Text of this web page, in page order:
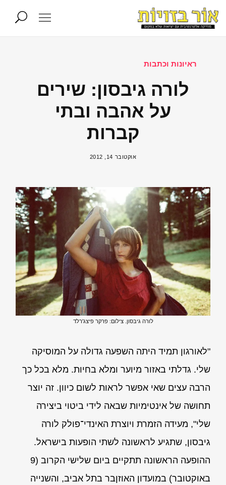
ראיונות וכתבות
לורה גיבסון: שירים
על אהבה ובתי
קברות
אוקטובר 14, 2012
לורה גיבסון. צילום: פרקר פיצג'רלד
"לאורגון תמיד היתה השפעה גדולה על המוסיקה
שלי. גדלתי באזור מיוער ומלא בחיות. מלא בכל כך
הרבה עצים שאי אפשר לראות לשום כיוון. זה יוצר
תחושה של אינטימיות שבאה לידי ביטוי ביצירה
שלי", מעידה הזמרת ויוצרת האינדי־פולק לורה
גיבסון, שתגיע לראשונה לשתי הופעות בישראל.
ההופעה הראשונה תתקיים ביום שלישי הקרוב ‏(9
באוקטובר‏) במועדון האוזןבר בתל אביב, והשנייה